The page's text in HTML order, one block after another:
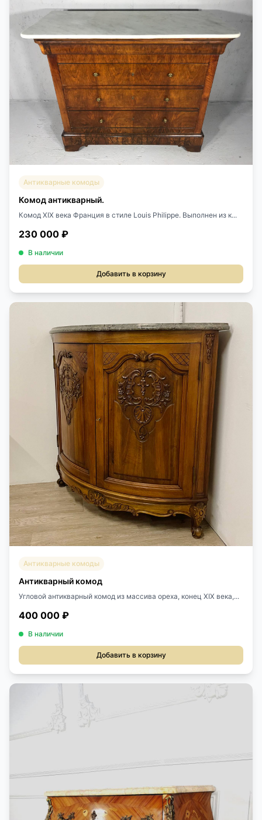
Антикварные комоды
Комод антикварный.
Комод XIX века Франция в стиле Louis Philippe. Выполнен из к...
230 000 ₽
В наличии
Добавить в корзину
Антикварные комоды
Антикварный комод
Угловой антикварный комод из массива ореха, конец ХIХ века,...
400 000 ₽
В наличии
Добавить в корзину